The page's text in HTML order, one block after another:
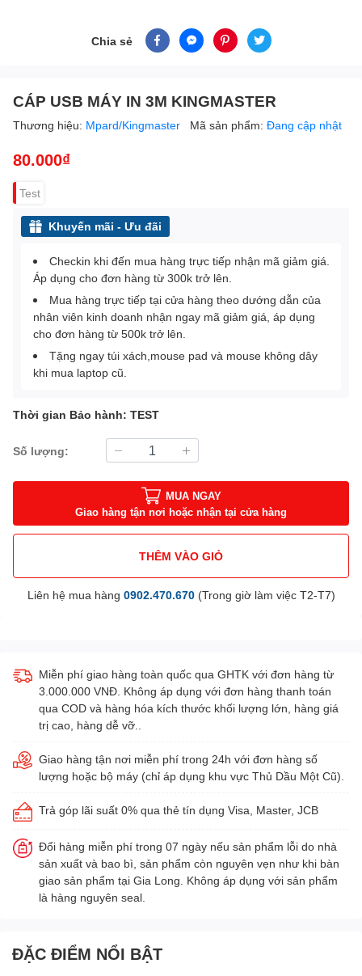
Chia sẻ
CÁP USB MÁY IN 3M KINGMASTER
Thương hiệu: Mpard/Kingmaster Mã sản phẩm: Đang cập nhật
80.000₫
Test
Khuyến mãi - Ưu đãi
Checkin khi đến mua hàng trực tiếp nhận mã giảm giá.
Áp dụng cho đơn hàng từ 300k trở lên.
Mua hàng trực tiếp tại cửa hàng theo dướng dẫn của
nhân viên kinh doanh nhận ngay mã giảm giá, áp dụng
cho đơn hàng từ 500k trở lên.
Tặng ngay túi xách,mouse pad và mouse không dây
khi mua laptop cũ.
Thời gian Bảo hành: TEST
Số lượng:
MUA NGAY
Giao hàng tận nơi hoặc nhận tại cửa hàng
THÊM VÀO GIỎ
Liên hệ mua hàng 0902.470.670(Trong giờ làm việc T2-T7)
Miễn phí giao hàng toàn quốc qua GHTK với đơn hàng từ
3.000.000 VNĐ. Không áp dụng với đơn hàng thanh toán
qua COD và hàng hóa kích thước khối lượng lớn, hàng giá
trị cao, hàng dễ vỡ..
Giao hàng tận nơi miễn phí trong 24h với đơn hàng số
lượng hoặc bộ máy (chỉ áp dụng khu vực Thủ Dầu Một Cũ).
Trả góp lãi suất 0% qua thẻ tín dụng Visa, Master, JCB
Đổi hàng miễn phí trong 07 ngày nếu sản phẩm lỗi do nhà
sản xuất và bao bì, sản phẩm còn nguyên vẹn như khi bàn
giao sản phẩm tại Gia Long. Không áp dụng với sản phẩm
là hàng nguyên seal.
ĐẶC ĐIỂM NỔI BẬT